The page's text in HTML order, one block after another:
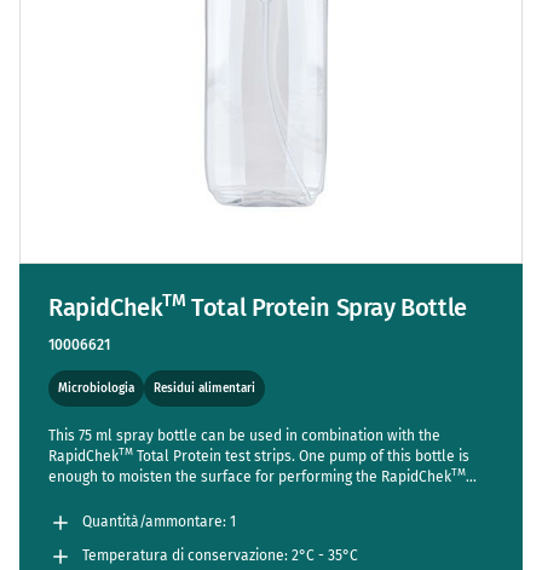
RapidChekTM Total Protein Spray Bottle
10006621
Microbiologia Residui alimentari
This 75 ml spray bottle can be used in combination with the
RapidChekTM Total Protein test strips. One pump of this bottle is
enough to moisten the surface for performing the RapidChekTM
filled by the user with distilled or de-ionized water before usage.
Quantità/ammontare: 1
Temperatura di conservazione: 2°C - 35°C